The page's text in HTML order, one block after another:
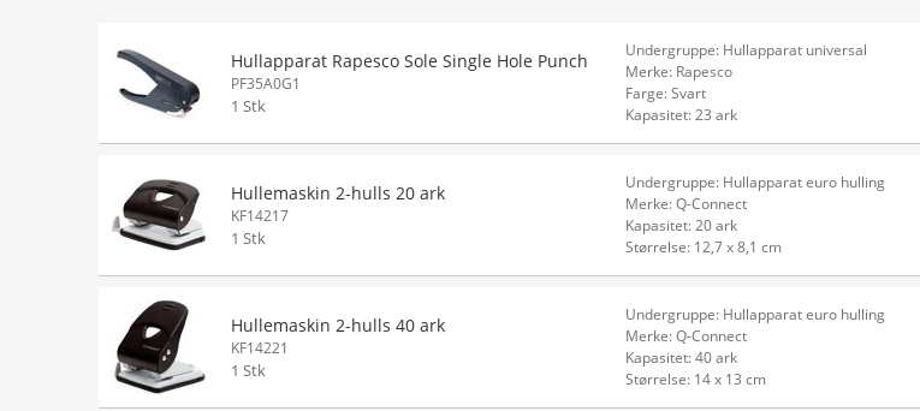
Hullapparat Rapesco Sole Single Hole Punch
PF35A0G1
1 Stk
Undergruppe: Hullapparat universal
Merke: Rapesco
Farge: Svart
Kapasitet: 23 ark
Hullemaskin 2-hulls 20 ark
KF14217
1 Stk
Undergruppe: Hullapparat euro hulling
Merke: Q-Connect
Kapasitet: 20 ark
Størrelse: 12,7 x 8,1 cm
Hullemaskin 2-hulls 40 ark
KF14221
1 Stk
Undergruppe: Hullapparat euro hulling
Merke: Q-Connect
Kapasitet: 40 ark
Størrelse: 14 x 13 cm